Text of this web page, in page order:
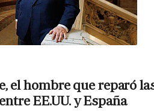
el hombre que reparó
EE.UU. y España